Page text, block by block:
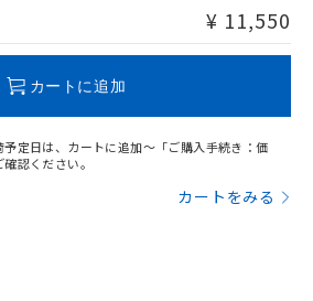
¥ 11,550
カートに追加
定日は、カートに追加～「ご購入手続き：価
認ください。
カートをみる